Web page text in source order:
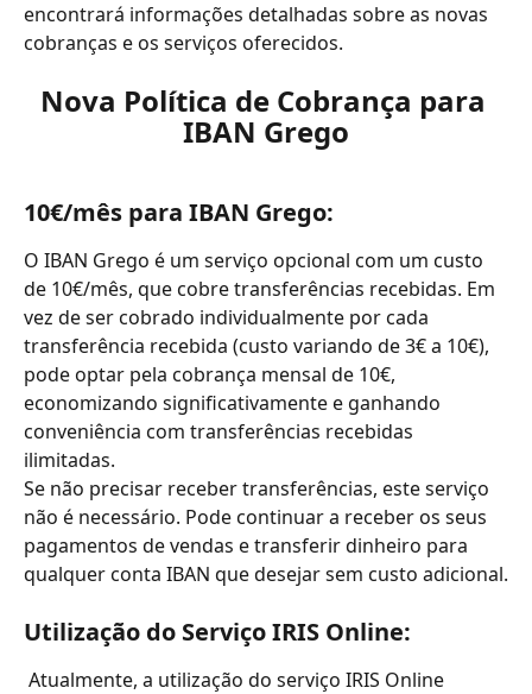
encontrará informações detalhadas sobre as novas
cobranças e os serviços oferecidos.
Nova Política de Cobrança para
IBAN Grego
10€/mês para IBAN Grego:
O IBAN Grego é um serviço opcional com um custo
de 10€/mês, que cobre transferências recebidas. Em
vez de ser cobrado individualmente por cada
transferência recebida (custo variando de 3€ a 10€),
pode optar pela cobrança mensal de 10€,
economizando significativamente e ganhando
conveniência com transferências recebidas
ilimitadas.
Se não precisar receber transferências, este serviço
não é necessário. Pode continuar a receber os seus
pagamentos de vendas e transferir dinheiro para
qualquer conta IBAN que desejar sem custo adicional.
Utilização do Serviço IRIS Online: